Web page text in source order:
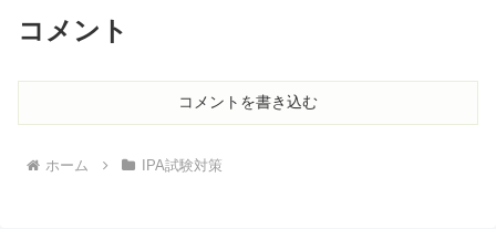
コメント
コメントを書き込む
ホーム IPA試験対策